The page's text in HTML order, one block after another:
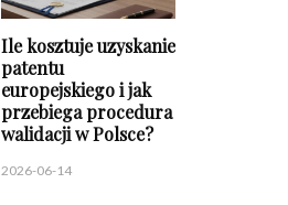
Ile kosztuje uzyskanie
patentu
europejskiego i jak
przebiega procedura
walidacji w Polsce?
2026-06-14